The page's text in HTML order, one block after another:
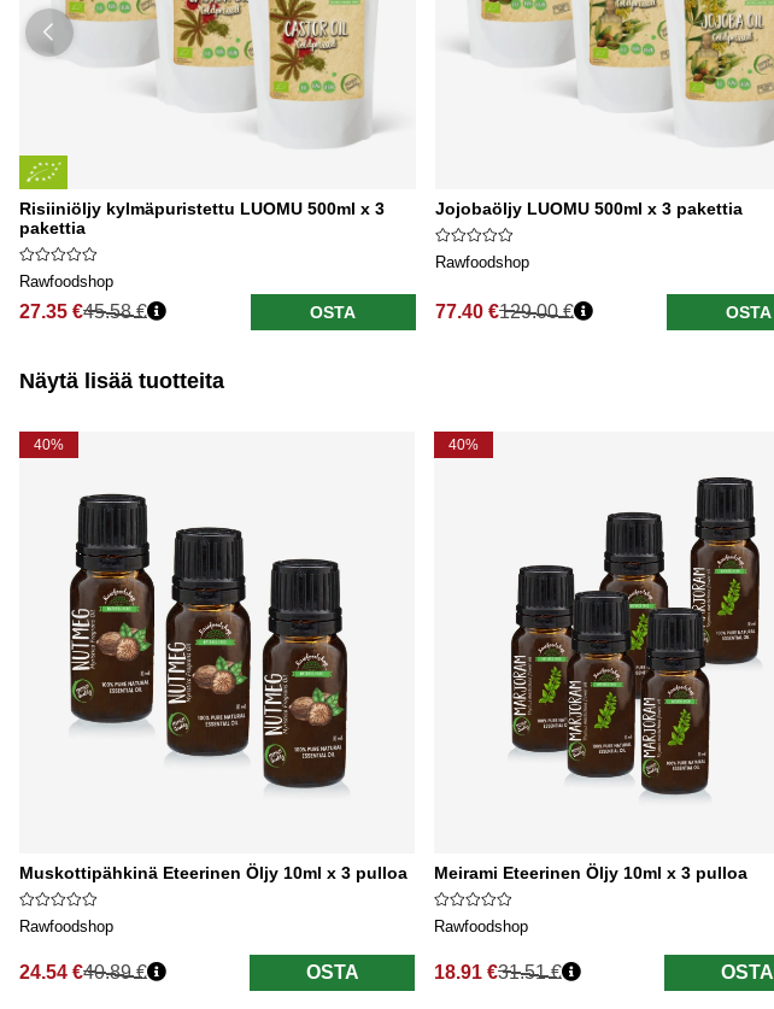
Risiiniöljy kylmäpuristettu LUOMU 500ml x 3
pakettia
Rawfoodshop
27.35 €45.58 € OSTA
Jojobaöljy LUOMU 500ml x 3 pakettia
Rawfoodshop
77.40 €129.00 € OSTA
Näytä lisää tuotteita
40%
Muskottipähkinä Eteerinen Öljy 10ml x 3 pulloa
Rawfoodshop
24.54 €
Normaali hinta
40.89 € OSTA
40%
Meirami Eteerinen Öljy 10ml x 3 pulloa
Rawfoodshop
18.91 €
Normaali hinta
31.51 € OSTA